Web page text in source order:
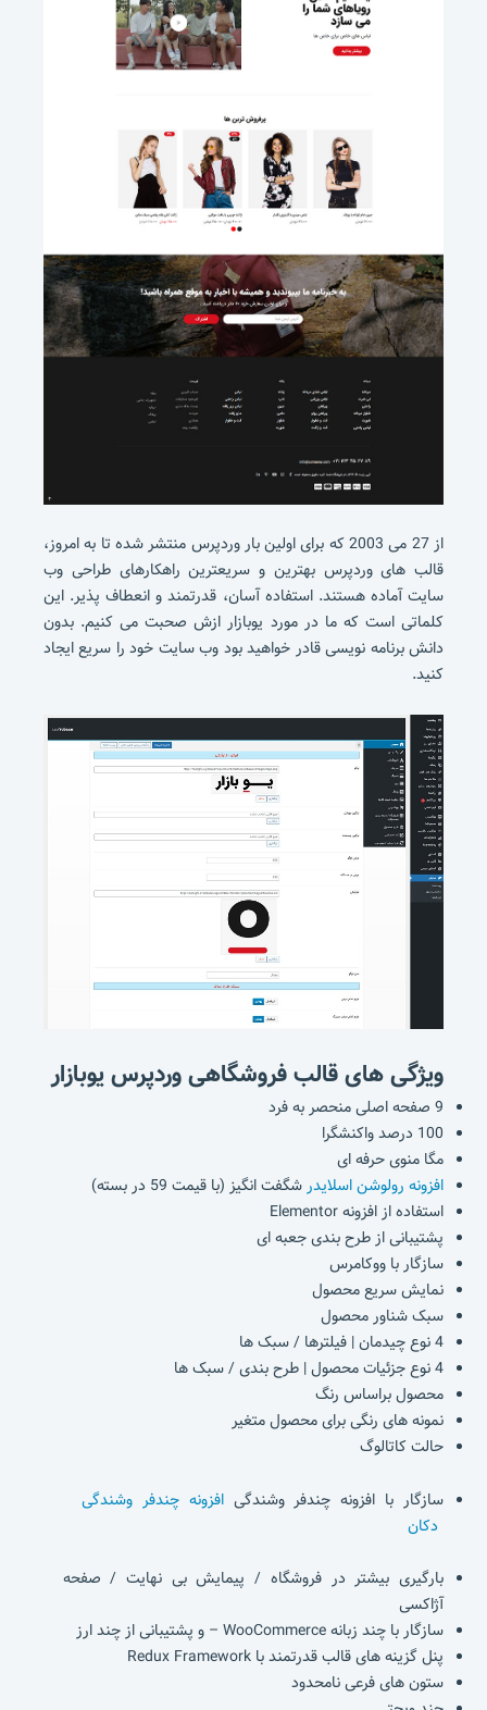
از 27 می 2003 که برای اولین بار وردپرس منتشر شده تا به امروز،
قالب های وردپرس بهترین و سریعترین راهکارهای طراحی وب
سایت آماده هستند. استفاده آسان، قدرتمند و انعطاف پذیر. این
کلماتی است که ما در مورد یوبازار ازش صحبت می کنیم. بدون
دانش برنامه نویسی قادر خواهید بود وب سایت خود را سریع ایجاد
کنید.
ویژگی های قالب فروشگاهی وردپرس یوبازار
9 صفحه اصلی منحصر به فرد
100 درصد واکنشگرا
مگا منوی حرفه ای
افزونه رولوشن اسلایدرشگفت انگیز (با قیمت 59 در بسته)
استفاده از افزونه Elementor
پشتیبانی از طرح بندی جعبه ای
سازگار با ووکامرس
نمایش سریع محصول
سبک شناور محصول
4 نوع چیدمان | فیلترها / سبک ها
4 نوع جزئیات محصول | طرح بندی / سبک ها
محصول براساس رنگ
نمونه های رنگی برای محصول متغیر
حالت کاتالوگ
سازگار با افزونه چندفر وشندگیافزونه چندفر وشندگی
دکان
بارگیری بیشتر در فروشگاه / پیمایش بی نهایت / صفحه
آژاکسی
سازگار با چند زبانه WooCommerce – و پشتیبانی از چند ارز
پنل گزینه های قالب قدرتمند با Redux Framework
ستون های فرعی نامحدود